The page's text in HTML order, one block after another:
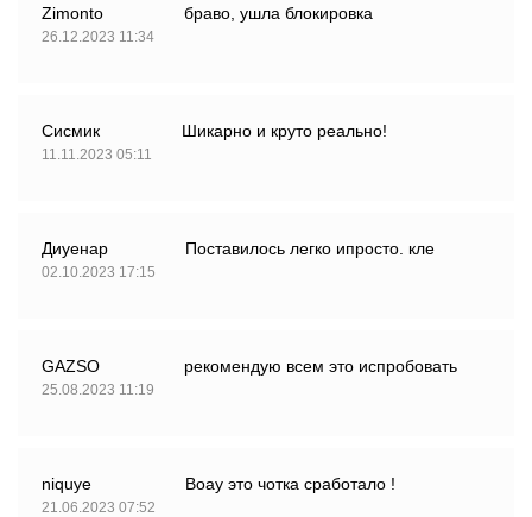
Zimonto
26.12.2023 11:34
браво, ушла блокировка
Сисмик
11.11.2023 05:11
Шикарно и круто реально!
Диуенар
02.10.2023 17:15
Поставилось легко ипросто. кле
GAZSO
25.08.2023 11:19
рекомендую всем это испробовать
niquye
21.06.2023 07:52
Воау это чотка сработало !